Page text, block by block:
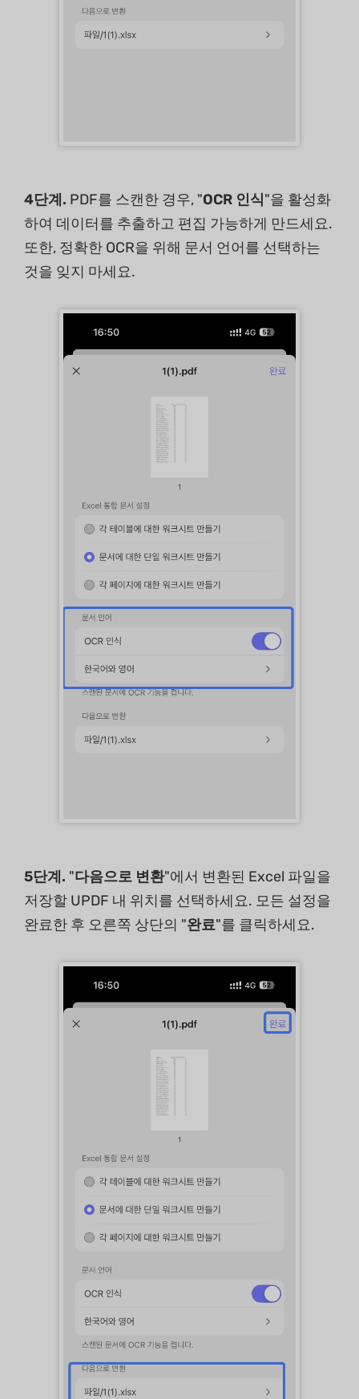
4단계. PDF를 스캔한 경우, "OCR 인식"을 활성화
하여 데이터를 추출하고 편집 가능하게 만드세요.
또한, 정확한 OCR을 위해 문서 언어를 선택하는
것을 잊지 마세요.
5단계. "다음으로 변환"에서 변환된 Excel 파일을
저장할 UPDF 내 위치를 선택하세요. 모든 설정을
완료한 후 오른쪽 상단의 "완료"를 클릭하세요.